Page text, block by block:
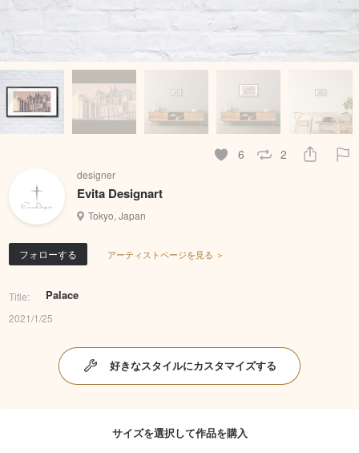
6 2
designer
Evita Designart
Tokyo, Japan
フォローする アーティストページを見る ＞
Title: Palace
2021/1/25
好きなスタイルにカスタマイズする
サイズを選択して作品を購入